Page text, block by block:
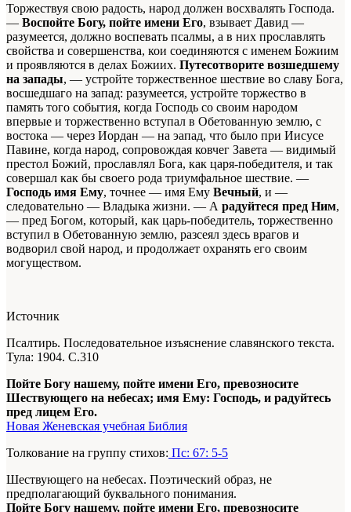
Торжествуя свою радость, народ должен восхвалять Господа.
— Воспойте Богу, пойте имени Его, взывает Давид —
разумеется, должно воспевать псалмы, а в них прославлять
свойства и совершенства, кои соединяются с именем Божиим
и проявляются в делах Божиих. Путесотворите возшедшему
на запады, — устройте торжественное шествие во славу Бога,
восшедшаго на запад: разумеется, устройте торжество в
память того события, когда Господь со своим народом
впервые и торжественно вступал в Обетованную землю, с
востока — через Иордан — на эапад, что было при Иисусе
Павине, когда народ, сопровождая ковчег Завета — видимый
престол Божий, прославлял Бога, как царя-победителя, и так
совершал как бы своего рода триумфальное шествие. —
Господь имя Ему, точнее — имя Ему Вечный, и —
следовательно — Владыка жизни. — А радуйтеся пред Ним,
— пред Богом, который, как царь-победитель, торжественно
вступил в Обетованную землю, разсеял здесь врагов и
водворил свой народ, и продолжает охранять его своим
могуществом.
Источник
Псалтирь. Последовательное изъяснение славянского текста.
Тула: 1904. С.310
Пойте Богу нашему, пойте имени Его, превозносите
Шествующего на небесах; имя Ему: Господь, и радуйтесь
пред лицем Его.
Новая Женевская учебная Библия
Толкование на группу стихов: Пс: 67: 5-5
Шествующего на небесах. Поэтический образ, не
предполагающий буквального понимания.
Пойте Богу нашему, пойте имени Его, превозносите